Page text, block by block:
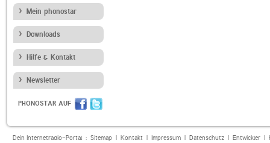
Mein phonostar
Downloads
Hilfe & Kontakt
Newsletter
PHONOSTAR AUF
Dein Internetradio-Portal : Sitemap| Kontakt| Impressum| Datenschutz| Entwickler|